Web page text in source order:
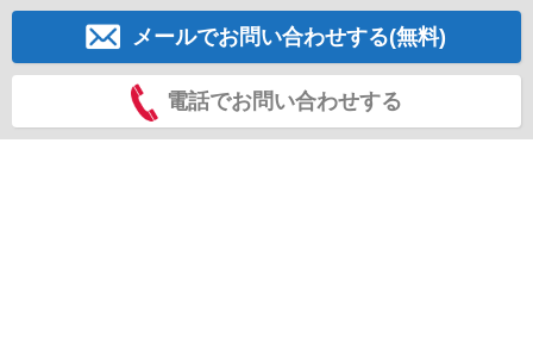
メールでお問い合わせする(無料)
電話でお問い合わせする